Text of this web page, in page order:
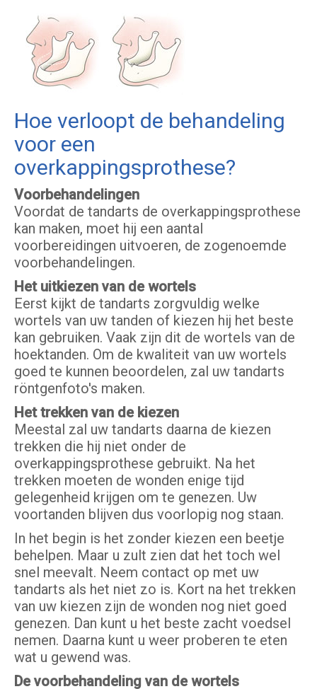
Hoe verloopt de behandeling
voor een
overkappingsprothese?
Voorbehandelingen
Voordat de tandarts de overkappingsprothese
kan maken, moet hij een aantal
voorbereidingen uitvoeren, de zogenoemde
voorbehandelingen.
Het uitkiezen van de wortels
Eerst kijkt de tandarts zorgvuldig welke
wortels van uw tanden of kiezen hij het beste
kan gebruiken. Vaak zijn dit de wortels van de
hoektanden. Om de kwaliteit van uw wortels
goed te kunnen beoordelen, zal uw tandarts
röntgenfoto's maken.
Het trekken van de kiezen
Meestal zal uw tandarts daarna de kiezen
trekken die hij niet onder de
overkappingsprothese gebruikt. Na het
trekken moeten de wonden enige tijd
gelegenheid krijgen om te genezen. Uw
voortanden blijven dus voorlopig nog staan.
In het begin is het zonder kiezen een beetje
behelpen. Maar u zult zien dat het toch wel
snel meevalt. Neem contact op met uw
tandarts als het niet zo is. Kort na het trekken
van uw kiezen zijn de wonden nog niet goed
genezen. Dan kunt u het beste zacht voedsel
nemen. Daarna kunt u weer proberen te eten
wat u gewend was.
De voorbehandeling van de wortels